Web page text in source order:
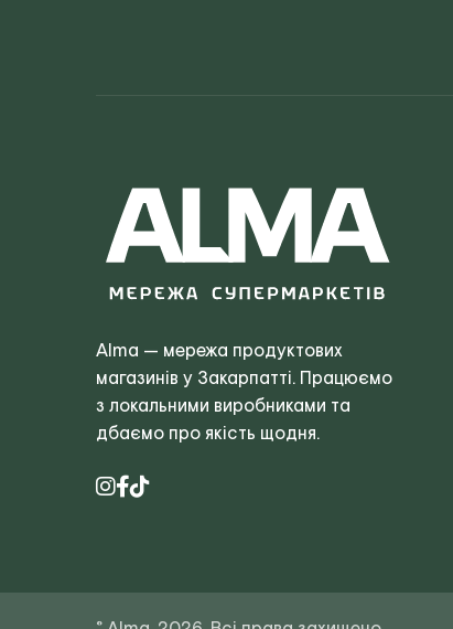
Alma — мережа продуктових
магазинів у Закарпатті. Працюємо
з локальними виробниками та
дбаємо про якість щодня.